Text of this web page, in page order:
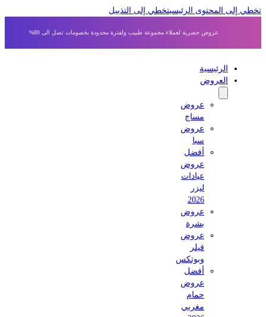
إلى المحتوى الرئيسي تخطي إلى التذييل
عروض حصرية لعملاء مجموعة طبيب ولفترة محدودة بخصومات تصل الى 80%
الرئيسية
العروض
عروض
مساج
عروض
أفضل
عروض
عيادات
عروض
بشرة
عروض
وبوتكس
أفضل
عروض
حمام
مغربي